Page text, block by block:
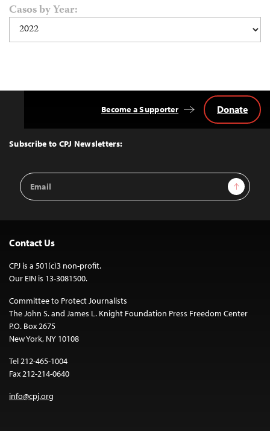
Casos by Year:
Top
Subscribe to CPJ Newsletters:
Email
Address
Sign Up
Become a Supporter Donate
Contact Us
CPJ is a 501(c)3 non-profit.
Our EIN is 13-3081500.
Committee to Protect Journalists
The John S. and James L. Knight Foundation Press Freedom Center
P.O. Box 2675
New York, NY 10108
Tel 212-465-1004
Fax 212-214-0640
info@cpj.org